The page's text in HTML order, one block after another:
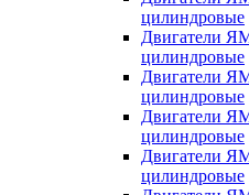
цилиндровые
Двигатели
цилиндровые
Двигатели
цилиндровые
Двигатели
цилиндровые
Двигатели
цилиндровые